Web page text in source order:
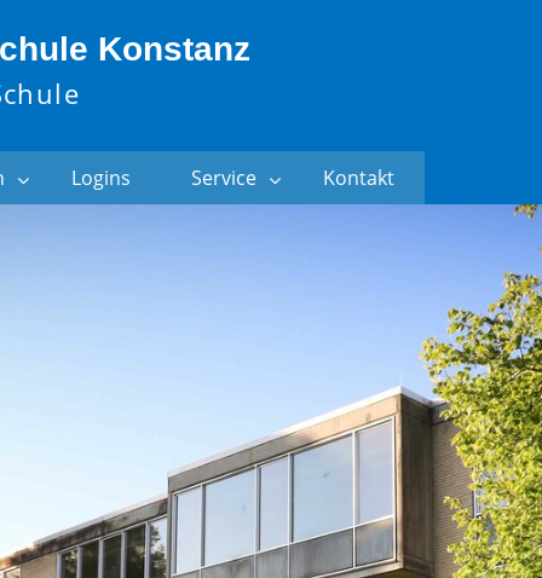
Konstanz
Logins Service Kontakt